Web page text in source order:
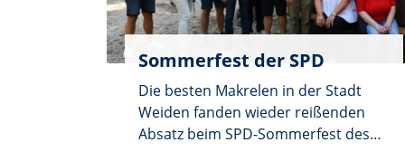
Sommerfest der SPD
Die besten Makrelen in der Stadt
Weiden fanden wieder reißenden
Absatz beim SPD-Sommerfest des